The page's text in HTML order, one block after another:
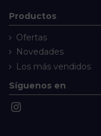
Productos
Ofertas
Novedades
Los más vendidos
Síguenos en